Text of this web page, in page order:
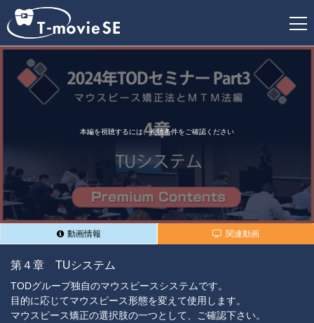
本編を視聴するには、視聴条件をご確認ください
動画情報 関連動画
第４章 TUシステム
TODグループ独自のマウスピースシステムです。
目的に応じてマウスピース形態を変えて使用します。
マウスピース矯正の選択肢の一つとして、ご確認下さい。